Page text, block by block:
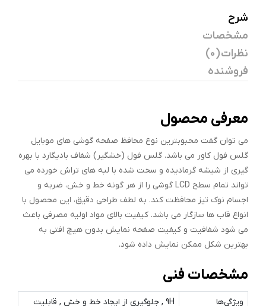
شرح
مشخصات
نظرات (0)
فروشنده
معرفی محصول
می توان گفت محبوبترین نوع محافظ صفحه گوشی های موبایل
گلس فول کاور می باشد. گلس فول (خشگیر) شفاف بادیگارد با بهره
گیری از شیشه گرمادیده و سخت شده با لبه های تراش خورده می
تواند تمام سطح LCD گوشی را از هر گونه خط و خش، ضربه و
اجسام نوک تیز محافظت کند. به لطف طراحی دقیق، این محصول با
انواع قاب ها سازگار می باشد. کیفیت بالای مواد اولیه مصرفی باعث
می شود شفافیت و کیفیت صفحه نمایش بدون هیچ افتی به
بهترین شکل ممکن نمایش داده شود.
مشخصات فنی
ویژگی‌ها
9H , جلوگیری از ایجاد خط و خش , قابلیت